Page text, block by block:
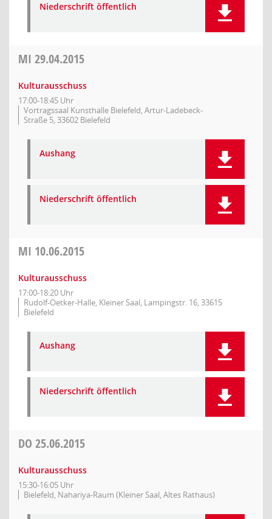
Niederschrift öffentlich
MI 29.04.2015
Kulturausschuss
17:00-18:45 Uhr
Vortragssaal Kunsthalle Bielefeld, Artur-Ladebeck-
Straße 5, 33602 Bielefeld
Aushang
Niederschrift öffentlich
MI 10.06.2015
Kulturausschuss
17:00-18:20 Uhr
Rudolf-Oetker-Halle, Kleiner Saal, Lampingstr. 16, 33615
Bielefeld
Aushang
Niederschrift öffentlich
DO 25.06.2015
Kulturausschuss
15:30-16:05 Uhr
Bielefeld, Nahariya-Raum (Kleiner Saal, Altes Rathaus)